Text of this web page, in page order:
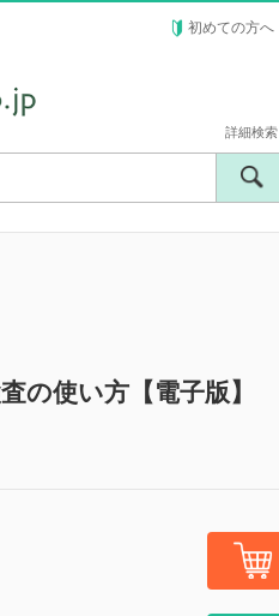
初めての方へ
詳細検索
の使い方【電子版】